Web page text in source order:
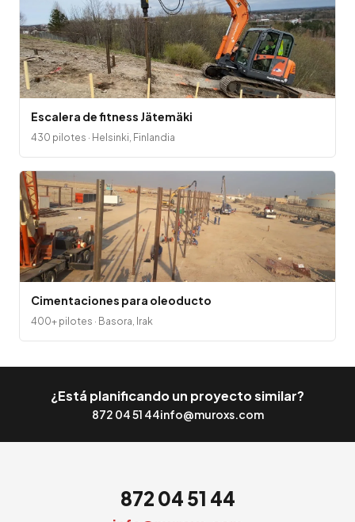
Escalera de fitness Jätemäki
430 pilotes · Helsinki, Finlandia
Cimentaciones para oleoducto
400+ pilotes · Basora, Irak
¿Está planificando un proyecto similar?
872 04 51 44info@muroxs.com
872 04 51 44